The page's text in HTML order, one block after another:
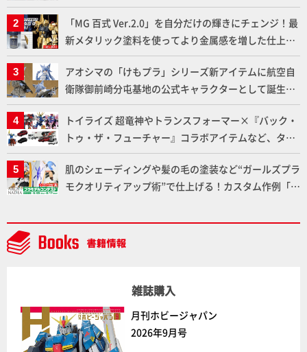
下ろしでご紹介!!さらに「大鉄人17」＆「ワンエイ
ト」セット情報もお届け！【超合金の魂】
「MG 百式 Ver.2.0」を自分だけの輝きにチェンジ！最
新メタリック塗料を使ってより金属感を増した仕上が
りに!!【試し読み】
アオシマの「けもプラ」シリーズ新アイテムに航空自
衛隊御前崎分屯基地の公式キャラクターとして誕生し
た「おまねこ」が着任！けもプラ公式サイト限定版と
通常版の2ラインで発売！
トイライズ 超竜神やトランスフォーマー×『バック・
トゥ・ザ・フューチャー』コラボアイテムなど、タカ
ラトミーの注目アイテムをチェック!!【タカラトミー
NEWITEM】
肌のシェーディングや髪の毛の塗装など“ガールズプラ
モクオリティアップ術”で仕上げる！カスタム作例「白
デルコンテスト」～8月17日（月）11:59まで応募受付
中】
雑誌購入
月刊ホビージャパン
2026年9月号